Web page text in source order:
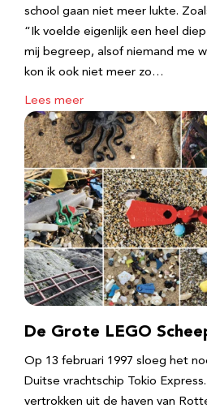
school gaan niet meer lukte.
“Ik voelde eigenlijk een heel
mij begreep, alsof niemand me
kon ik ook niet meer zo…
Lees meer
De Grote LEGO
Op 13 februari 1997 sloeg het
Duitse vrachtschip Tokio
vertrokken uit de haven van